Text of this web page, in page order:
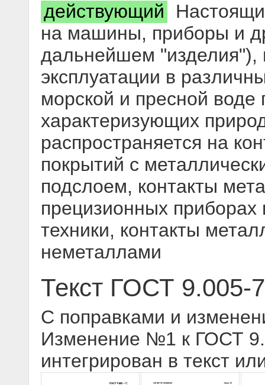
действующий
на машины, приборы и
дальнейшем "изделия"),
эксплуатации в
морской и пресной воде
характеризующих
распространяется на
покрытий с
подслоем, контакты
прецизионных приборах
техники, контакты
неметаллами
Текст ГОСТ 9.005-
С поправками и
Изменение №1 к ГОСТ
интегрирован в текст